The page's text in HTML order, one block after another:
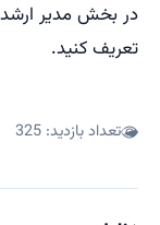
در بخش مدیر
تعریف کنید.
تعداد بازدید: 325